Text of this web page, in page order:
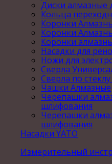
Диски алмазные
Кольца
Коронки
Коронки
Коронки
Насадки для
Ножи для
Сверла
Сверла по
Чашки Алмазные
Черепашки
шлифования
Черепашки
шлифования
Насадки YATO
Измерительный